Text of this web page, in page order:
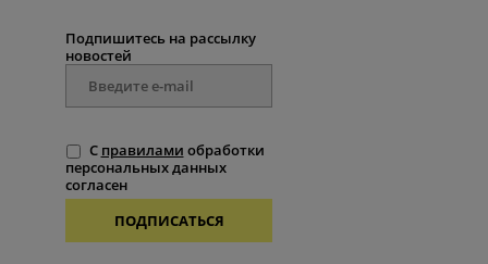
Подпишитесь на рассылку
новостей
С правилами обработки
персональных данных
согласен
ПОДПИСАТЬСЯ